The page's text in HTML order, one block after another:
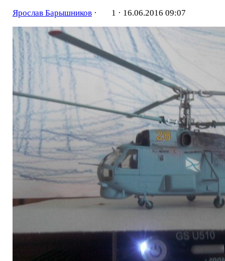
Ярослав Барышников· 1 · 16.06.2016 09:07